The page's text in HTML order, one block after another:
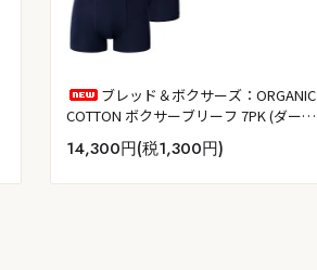
ブレッド＆ボクサーズ：ORGANIC
COTTON ボクサーブリーフ 7PK (ダーク
ネイビー)
14,300円(税1,300円)